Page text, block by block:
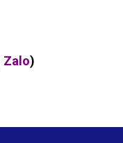
Zalo)